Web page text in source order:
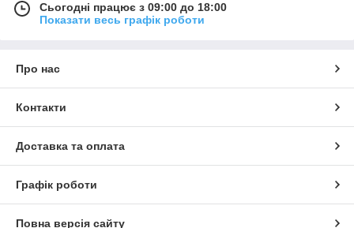
Сьогодні працює з 09:00 до 18:00
Показати весь графік роботи
Про нас
Контакти
Доставка та оплата
Графік роботи
Повна версія сайту